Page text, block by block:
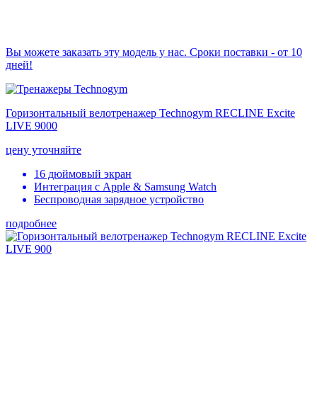
Вы можете заказать эту модель у нас. Сроки поставки - от 10
дней!
Горизонтальный велотренажер Technogym RECLINE Excite
LIVE 9000
цену уточняйте
16 дюймовый экран
Интеграция с Apple & Samsung Watch
Беспроводная зарядное устройство
подробнее